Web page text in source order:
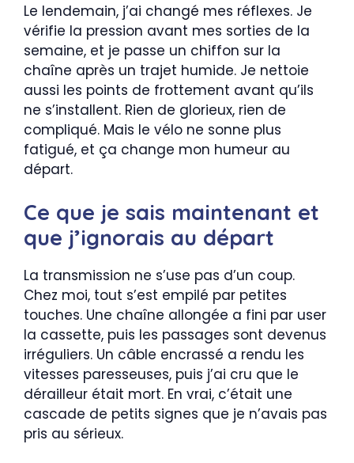
Le lendemain, j’ai changé mes réflexes. Je
vérifie la pression avant mes sorties de la
semaine, et je passe un chiffon sur la
chaîne après un trajet humide. Je nettoie
aussi les points de frottement avant qu’ils
ne s’installent. Rien de glorieux, rien de
compliqué. Mais le vélo ne sonne plus
fatigué, et ça change mon humeur au
départ.
Ce que je sais maintenant et
que j’ignorais au départ
La transmission ne s’use pas d’un coup.
Chez moi, tout s’est empilé par petites
touches. Une chaîne allongée a fini par user
la cassette, puis les passages sont devenus
irréguliers. Un câble encrassé a rendu les
vitesses paresseuses, puis j’ai cru que le
dérailleur était mort. En vrai, c’était une
cascade de petits signes que je n’avais pas
pris au sérieux.